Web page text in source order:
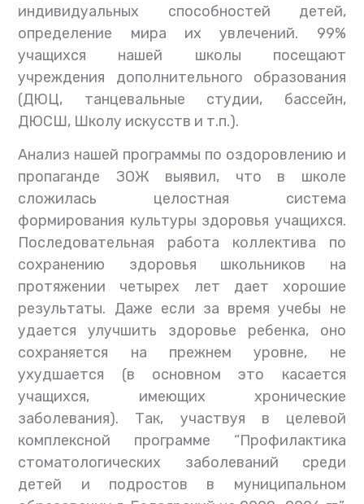
индивидуальных способностей детей,
определение мира их увлечений. 99%
учащихся нашей школы посещают
учреждения дополнительного образования
(ДЮЦ, танцевальные студии, бассейн,
ДЮСШ, Школу искусств и т.п.).
Анализ нашей программы по оздоровлению и
пропаганде ЗОЖ выявил, что в школе
сложилась целостная система
формирования культуры здоровья учащихся.
Последовательная работа коллектива по
сохранению здоровья школьников на
протяжении четырех лет дает хорошие
результаты. Даже если за время учебы не
удается улучшить здоровье ребенка, оно
сохраняется на прежнем уровне, не
ухудшается (в основном это касается
учащихся, имеющих хронические
заболевания). Так, участвуя в целевой
комплексной программе “Профилактика
стоматологических заболеваний среди
детей и подростов в муниципальном